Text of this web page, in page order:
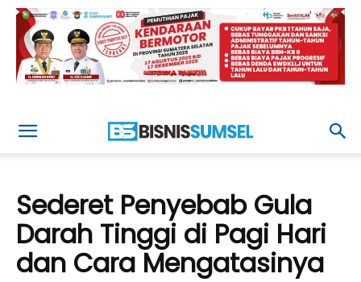
Sederet Penyebab Gula
Darah Tinggi di Pagi Hari
dan Cara Mengatasinya